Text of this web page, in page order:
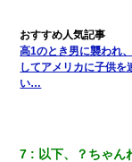
新卒の女性社員に1
上司「話をしてみ
高1のとき男に襲われ
してアメリカに子供
い…
7 以下、？ちゃん